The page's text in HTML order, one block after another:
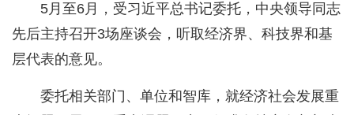
5月至6月，受习近平总书记委托，中央领导同志
先后主持召开3场座谈会，听取经济界、科技界和基
层代表的意见。
委托相关部门、单位和智库，就经济社会发展重